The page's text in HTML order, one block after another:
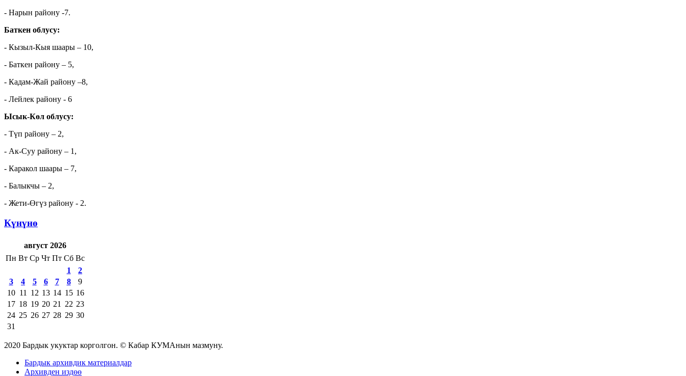
- Нарын району -7.
Баткен облусу:
- Кызыл-Кыя шаары – 10,
- Баткен району – 5,
- Кадам-Жай району –8,
- Лейлек району - 6
Ысык-Көл облусу:
- Түп району – 2,
- Ак-Суу району – 1,
- Каракол шаары – 7,
- Балыкчы – 2,
- Жети-Өгүз району - 2.
Күнүнө
август 2026
Пн Вт Ср Чт Пт Сб Вс
1
2
3
4 5 6 7 8
9
10 11 12 13 14 15 16
17 18 19 20 21 22 23
24 25 26 27 28 29 30
31
2020 Бардык укуктар корголгон. © Кабар КУМАнын мазмуну.
Бардык архивдик материалдар
Архивден издөө